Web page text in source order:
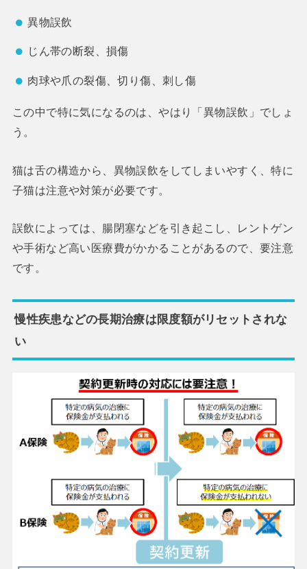
異物誤飲
じん帯の断裂、損傷
肉球や爪の裂傷、切り傷、刺し傷
この中で特に気になるのは、やはり「異物誤飲」でしょ
う。
猫は舌の構造から、異物誤飲をしてしまいやすく、特に
子猫は注意や対策が必要です。
誤飲によっては、腸閉塞などを引き起こし、レントゲン
や手術など高い医療費がかかることがあるので、要注意
です。
慢性疾患などの長期治療は限度額がリセットされな
い